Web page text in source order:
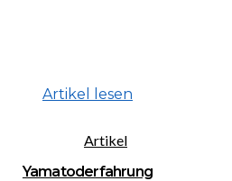
Artikel lesen
Artikel
Yamatoderfahrung